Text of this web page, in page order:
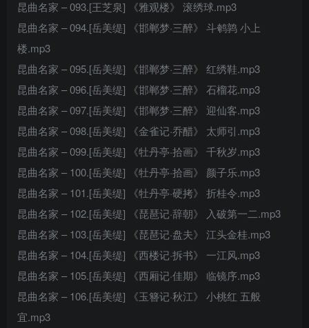
昆曲名家 – 093.[王芝泉] 《雅观楼》 滚绣球.mp3
昆曲名家 – 094.[岳美缇] 《邯郸梦·三醉》 斗鹌鹑 小上
楼.mp3
昆曲名家 – 095.[岳美缇] 《邯郸梦·三醉》 红绣鞋.mp3
昆曲名家 – 096.[岳美缇] 《邯郸梦·三醉》 石榴花.mp3
昆曲名家 – 097.[岳美缇] 《邯郸梦·三醉》 迎仙客.mp3
昆曲名家 – 098.[岳美缇] 《金雀记·乔醋》 太师引.mp3
昆曲名家 – 099.[岳美缇] 《牡丹亭·拾画》 千秋岁.mp3
昆曲名家 – 100.[岳美缇] 《牡丹亭·拾画》 颜子乐.mp3
昆曲名家 – 101.[岳美缇] 《牡丹亭·硬拷》 折桂令.mp3
昆曲名家 – 102.[岳美缇] 《琵琶记·辞朝》 入破第一二.mp3
昆曲名家 – 103.[岳美缇] 《琵琶记·盘夫》 江头金桂.mp3
昆曲名家 – 104.[岳美缇] 《西楼记·拆书》 一江风.mp3
昆曲名家 – 105.[岳美缇] 《西厢记·佳期》 临镜序.mp3
昆曲名家 – 106.[岳美缇] 《玉簪记·秋江》 小桃红 五般
宜.mp3